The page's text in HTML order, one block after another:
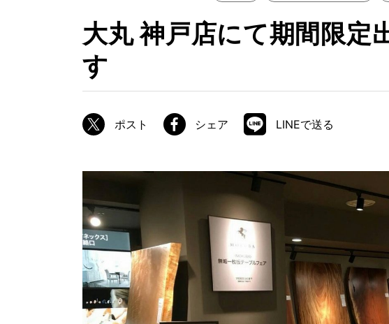
MOKUBA について
ブランドコンセプト
職人の技能・技巧
ATELIER MOKUBAの一枚板テーブル
ATELIER MOKUBAの一枚板×異素材
特別なダイニングチェア
一枚板用のテーブル脚
コーディネート集
青山プレミアム
横浜ギャラリー
大阪梅田ギャラ
アウトレット神
大川ギャラリー
公式オンライン
WEBカタログ
大丸 神戸店にて期間限定
す
ポスト シェア LINEで送る